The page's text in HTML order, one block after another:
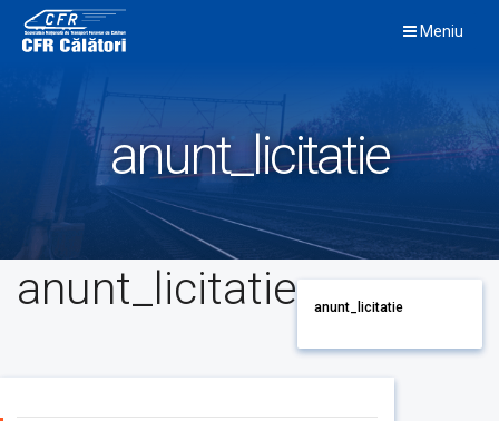
content
Meniu
anunt_licitatie
anunt_licitatie anunt_licitatie